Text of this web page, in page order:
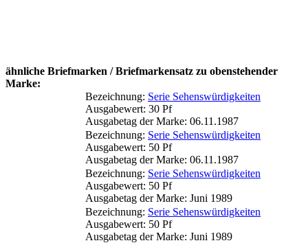
ähnliche Briefmarken / Briefmarkensatz zu obenstehender
Marke:
Bezeichnung: Serie Sehenswürdigkeiten
Ausgabewert: 30 Pf
Ausgabetag der Marke: 06.11.1987
Bezeichnung: Serie Sehenswürdigkeiten
Ausgabewert: 50 Pf
Ausgabetag der Marke: 06.11.1987
Bezeichnung: Serie Sehenswürdigkeiten
Ausgabewert: 50 Pf
Ausgabetag der Marke: Juni 1989
Bezeichnung: Serie Sehenswürdigkeiten
Ausgabewert: 50 Pf
Ausgabetag der Marke: Juni 1989